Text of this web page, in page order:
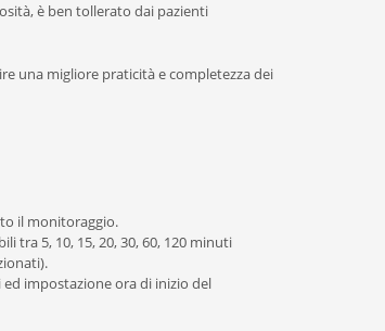
è ben tollerato dai pazienti
una migliore praticità e completezza dei
il monitoraggio.
tra 5, 10, 15, 20, 30, 60, 120 minuti
impostazione ora di inizio del